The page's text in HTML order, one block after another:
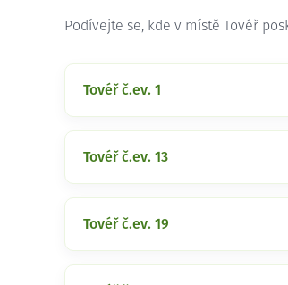
Podívejte se, kde v místě Tovéř
Tovéř č.ev. 1
Tovéř č.ev. 13
Tovéř č.ev. 19